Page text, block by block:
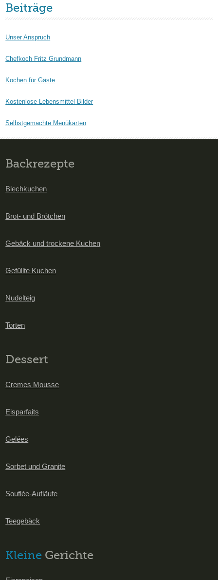
Beiträge
Unser Anspruch
Chefkoch Fritz Grundmann
Kochen für Gäste
Kostenlose Lebensmittel Bilder
Selbstgemachte Menükarten
Backrezepte
Blechkuchen
Brot- und Brötchen
Gebäck und trockene Kuchen
Gefüllte Kuchen
Nudelteig
Torten
Dessert
Cremes Mousse
Eisparfaits
Gelées
Sorbet und Granite
Souflèe-Aufläufe
Teegebäck
Kleine Gerichte